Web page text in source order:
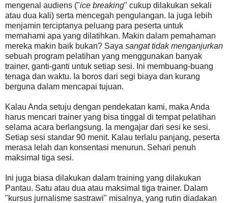
mengenal audiens ("ice breaking" cukup dilakukan sekali
atau dua kali) serta mencegah pengulangan. Ia juga lebih
menjamin terciptanya peluang para peserta untuk
memahami apa yang dilatihkan. Makin dalam pemahaman
mereka makin baik bukan? Saya sangat tidak menganjurkan
sebuah program pelatihan yang menggunakan banyak
trainer, ganti-ganti untuk setiap sesi. Ini membuang-buang
tenaga dan waktu. Ia boros dari segi biaya dan kurang
berguna dalam mencapai tujuan.
Kalau Anda setuju dengan pendekatan kami, maka Anda
harus mencari trainer yang bisa tinggal di tempat pelatihan
selama acara berlangsung. Ia mengajar dari sesi ke sesi.
Setiap sesi standar 90 menit. Kalau terlalu panjang, peserta
merasa lelah dan konsentasi menurun. Sehari penuh
maksimal tiga sesi.
Ini juga biasa dilakukan dalam training yang dilakukan
Pantau. Satu atau dua atau maksimal tiga trainer. Dalam
"kursus jurnalisme sastrawi" misalnya, yang rutin diadakan